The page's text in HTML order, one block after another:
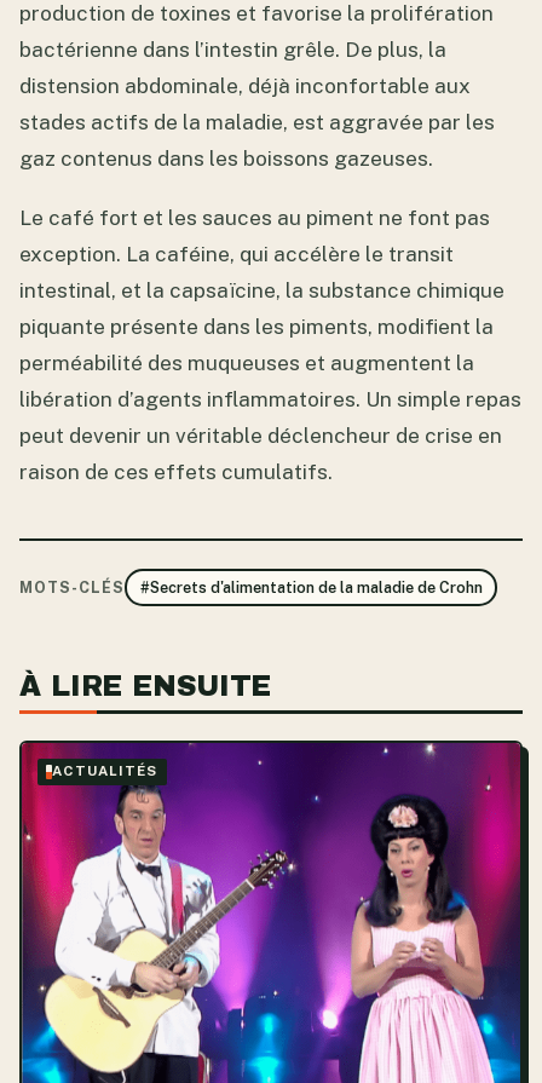
production de toxines et favorise la prolifération
bactérienne dans l’intestin grêle. De plus, la
distension abdominale, déjà inconfortable aux
stades actifs de la maladie, est aggravée par les
gaz contenus dans les boissons gazeuses.
Le café fort et les sauces au piment ne font pas
exception. La caféine, qui accélère le transit
intestinal, et la capsaïcine, la substance chimique
piquante présente dans les piments, modifient la
perméabilité des muqueuses et augmentent la
libération d’agents inflammatoires. Un simple repas
peut devenir un véritable déclencheur de crise en
raison de ces effets cumulatifs.
MOTS-CLÉS #Secrets d'alimentation de la maladie de Crohn
À LIRE ENSUITE
ACTUALITÉS